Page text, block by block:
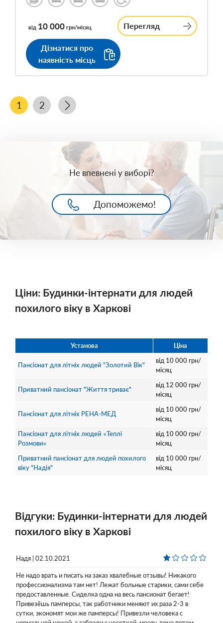
від 10 000 грн/місяц Перегляд
Дізнатися про
наявність місць
1 2
Не впевнені у виборі?
Допоможемо!
Ціни: Будинки-інтернати для людей
похилого віку в Харкові
Установа Ціна
Пансіонат для літніх людей "Золотий Вік"
від 10 000грн/
місяц
Приватний пансіонат "Життя триває"
від 12 000 грн/
місяц
Пансіонат для літніх РЕНА-МЕД
від 10 000грн/
місяц
Пансіонат для літніх людей «Теплі
Розмови»
від 10 000 грн/
місяц
Приватний пансіонат для людей похилого
віку "Надія"
від 10 000грн/
місяц
Відгуки: Будинки-інтернати для людей
похилого віку в Харкові
Надя | 02.10.2021
Не надо врать и писать на заказ хвалебные отзывы! Никакого
профессионализма там нет! Лежат больные старики, сами себе
предоставленные. Сиделка одна на весь пансионат бегает!
Привезёшь памперсы, так работники меняют их раза 2-3 в
сутки, экономят мои же памперсы! Привезли человека с